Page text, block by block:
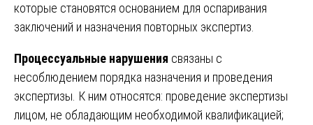
которые становятся основанием для оспаривания
заключений и назначения повторных экспертиз.
Процессуальные нарушения связаны с
несоблюдением порядка назначения и проведения
экспертизы. К ним относятся: проведение экспертизы
лицом, не обладающим необходимой квалификацией;